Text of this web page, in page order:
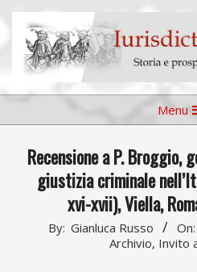
Skip
content
Iurisdictio
Navigation
Menu
Menu
Recensione a P. Broggio,
giustizia criminale
xvi-xvii), Viella,
By: Gianluca Russo On:
Archivio, Invito